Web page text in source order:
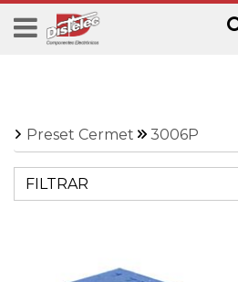
Preset Cermet 3006P
FILTRAR